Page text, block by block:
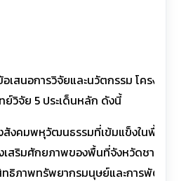
อเสนอการวิจัยและนวัตกรรม โครง
ย์วิจัย 5 ประเด็นหลัก ดังนี้
งสังคมพหุวัฒนธรรมที่เข้มแข็งในพื้นที่
สริมศักยภาพของพื้นที่จังหวัดชายแด
ทธิภาพทรัพยากรมนุษย์และการพัฒน